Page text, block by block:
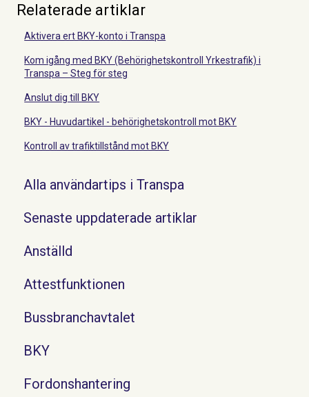
Relaterade artiklar
Aktivera ert BKY-konto i Transpa
Kom igång med BKY (Behörighetskontroll Yrkestrafik) i
Transpa – Steg för steg
Anslut dig till BKY
BKY - Huvudartikel - behörighetskontroll mot BKY
Kontroll av trafiktillstånd mot BKY
Alla användartips i Transpa
Senaste uppdaterade artiklar
Anställd
Attestfunktionen
Bussbranchavtalet
BKY
Fordonshantering